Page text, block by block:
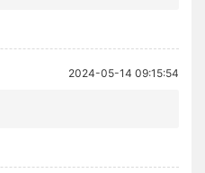
2024-05-14 09:15:54